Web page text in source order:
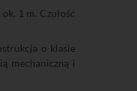
1 m. Czułość
o klasie
mechaniczną i